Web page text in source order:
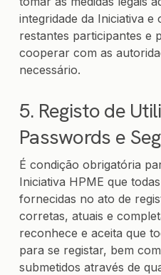
integridade da Iniciativa e
restantes participantes e
cooperar com as
necessário.
5. Registo de
Passwords e
É condição obrigatória
Iniciativa HPME que
fornecidas no ato de
corretas, atuais e
reconhece e aceita que
para se registar, bem
submetidos através de